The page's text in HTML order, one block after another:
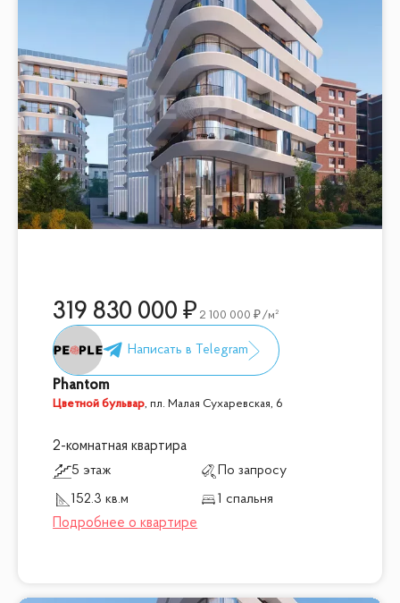
319 830 000 2 100 000 /м²
Phantom
Цветной бульвар,пл. Малая Сухаревская, 6
2-комнатная квартира
5 этаж
По запросу
152.3 кв.м
1 спальня